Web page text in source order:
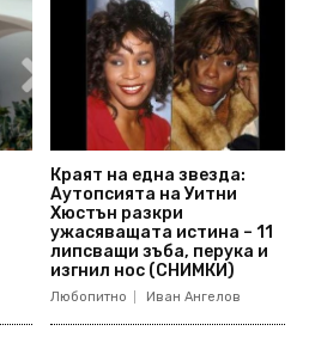
Краят на една звезда:
Аутопсията на Уитни
Хюстън разкри
ужасяващата истина – 11
липсващи зъба, перука и
изгнил нос (СНИМКИ)
Любопитно Иван Ангелов